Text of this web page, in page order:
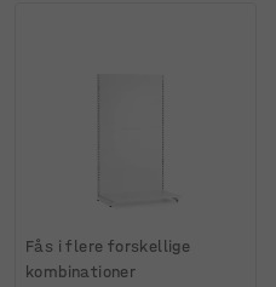
Fås i flere forskellige
kombinationer